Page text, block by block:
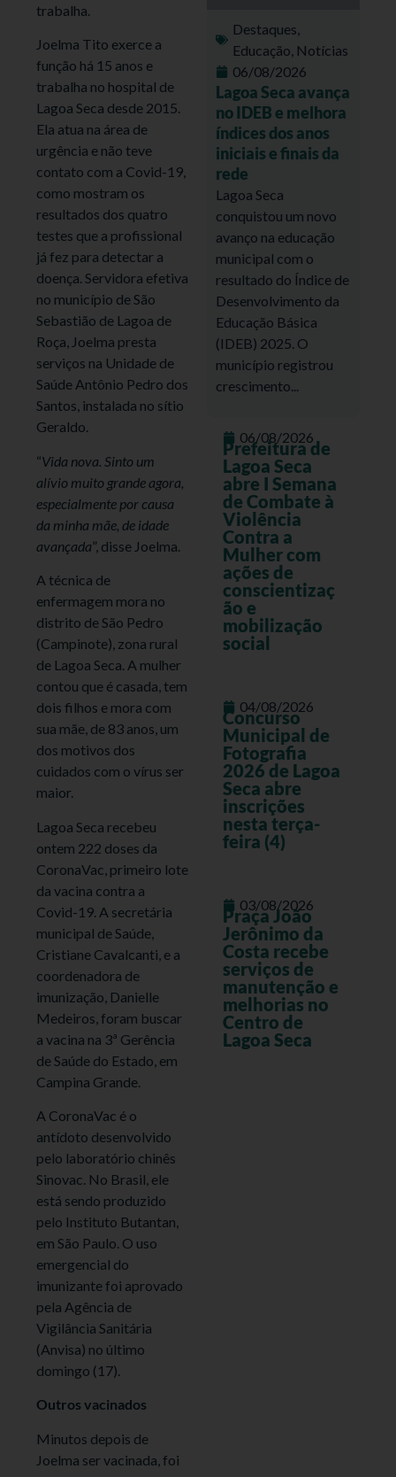
trabalha.
Joelma Tito exerce a
função há 15 anos e
trabalha no hospital de
Lagoa Seca desde 2015.
Ela atua na área de
urgência e não teve
contato com a Covid-19,
como mostram os
resultados dos quatro
testes que a profissional
já fez para detectar a
doença. Servidora efetiva
no município de São
Sebastião de Lagoa de
Roça, Joelma presta
serviços na Unidade de
Saúde Antônio Pedro dos
Santos, instalada no sítio
Geraldo.
“Vida nova. Sinto um
alívio muito grande agora,
especialmente por causa
da minha mãe, de idade
avançada”, disse Joelma.
A técnica de
enfermagem mora no
distrito de São Pedro
(Campinote), zona rural
de Lagoa Seca. A mulher
contou que é casada, tem
dois filhos e mora com
sua mãe, de 83 anos, um
dos motivos dos
cuidados com o vírus ser
maior.
Lagoa Seca recebeu
ontem 222 doses da
CoronaVac, primeiro lote
da vacina contra a
Covid-19. A secretária
municipal de Saúde,
Cristiane Cavalcanti, e a
coordenadora de
imunização, Danielle
Medeiros, foram buscar
a vacina na 3ª Gerência
de Saúde do Estado, em
Campina Grande.
A CoronaVac é o
antídoto desenvolvido
pelo laboratório chinês
Sinovac. No Brasil, ele
está sendo produzido
pelo Instituto Butantan,
em São Paulo. O uso
emergencial do
imunizante foi aprovado
pela Agência de
Vigilância Sanitária
(Anvisa) no último
domingo (17).
Outros vacinados
Minutos depois de
Joelma ser vacinada, foi
Destaques,
Educação, Notícias
06/08/2026
Lagoa Seca avança
no IDEB e melhora
índices dos anos
iniciais e finais da
rede
Lagoa Seca
conquistou um novo
avanço na educação
municipal com o
resultado do Índice de
Desenvolvimento da
Educação Básica
(IDEB) 2025. O
município registrou
crescimento...
06/08/2026
Prefeitura de
Lagoa Seca
abre I Semana
de Combate à
Violência
Contra a
Mulher com
ações de
conscientizaç
ão e
mobilização
social
04/08/2026
Concurso
Municipal de
Fotografia
2026 de Lagoa
Seca abre
inscrições
nesta terça-
feira (4)
03/08/2026
Praça João
Jerônimo da
Costa recebe
serviços de
manutenção e
melhorias no
Centro de
Lagoa Seca